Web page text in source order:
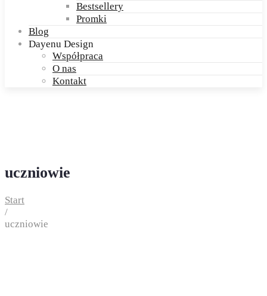
Bestsellery
Promki
Blog
Dayenu Design
Współpraca
O nas
Kontakt
uczniowie
Start
/
uczniowie